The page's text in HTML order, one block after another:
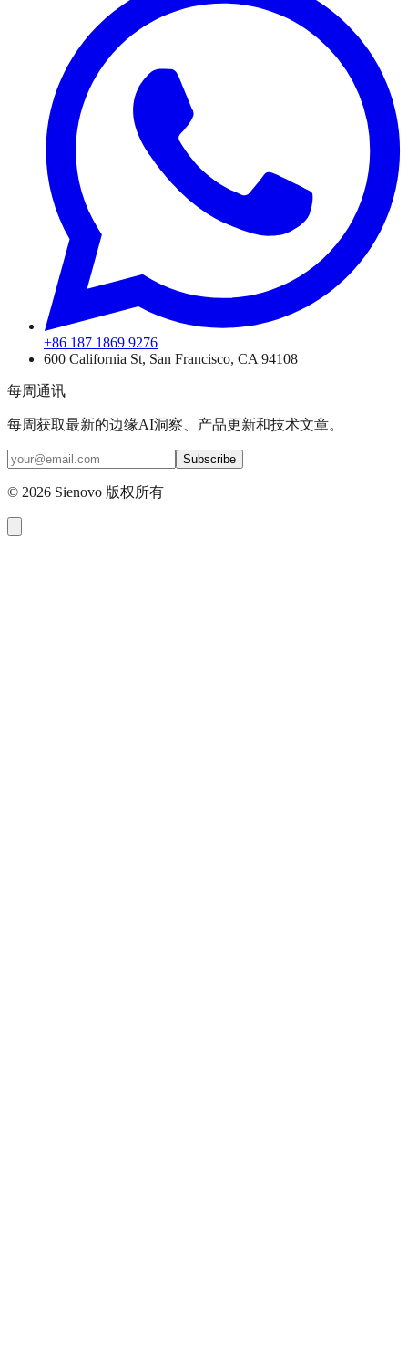
+86 187 1869 9276
600 California St, San Francisco, CA 94108
每周通讯
每周获取最新的边缘AI洞察、产品更新和技术文章。
Subscribe
© 2026 Sienovo 版权所有